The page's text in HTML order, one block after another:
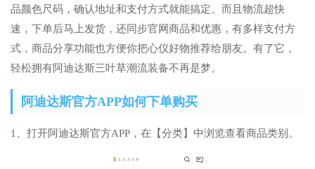
品颜色尺码，确认地址和支付方式就能搞定。而且物流超快
速，下单后马上发货，还同步官网商品和优惠，有多样支付方
式，商品分享功能也方便你把心仪好物推荐给朋友。有了它，
轻松拥有阿迪达斯三叶草潮流装备不再是梦。
阿迪达斯官方APP如何下单购买
1、打开阿迪达斯官方APP，在【分类】中浏览查看商品类别。